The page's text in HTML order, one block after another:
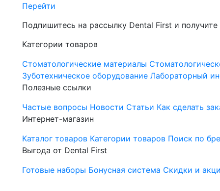
Перейти
Подпишитесь на рассылку Dental First и
Категории товаров
Стоматологические материалы
Зуботехническое оборудование Лабораторный
Полезные ссылки
Частые вопросы Новости Статьи Как сделать
Интернет-магазин
Каталог товаров Категории товаров Поиск по
Выгода от Dental First
Готовые наборы Бонусная система Скидки и